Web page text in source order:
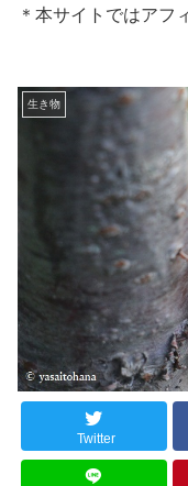
＊本サイトではアフ
生き物
Twitter